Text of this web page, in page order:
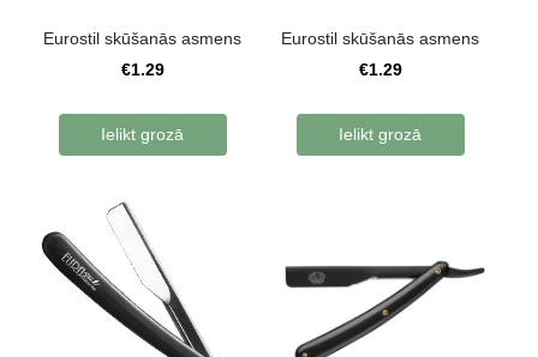
Eurostil skūšanās asmens
€1.29
Ielikt grozā
Eurostil skūšanās asmens
€1.29
Ielikt grozā